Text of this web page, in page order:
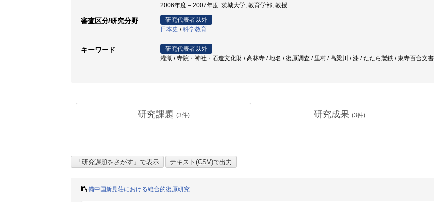
2006年度 – 2007年度: 茨城大学, 教育学部, 教授
審査区分/研究分野
研究代表者以外
日本史 /科学教育
キーワード
研究代表者以外
灌漑 / 寺院・神社・石造文化財 / 高林寺 / 地名 / 復原調査 / 里村 / 高梁川 / 漆 / たたら製鉄 / 東寺百合文書
研究課題 (3件) 研究成果 (3件)
備中国新見荘における総合的復原研究